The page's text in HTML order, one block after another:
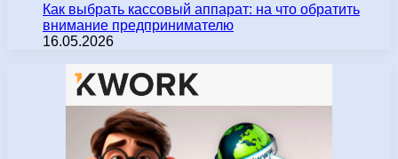
Как выбрать кассовый аппарат: на что обратить
внимание предпринимателю
16.05.2026